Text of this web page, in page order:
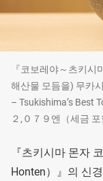
『코보레야～츠키
해산물 모듬을) 무카
– Tsukishima’s Best
２,０７９엔（세금 포
『츠키시마 몬자
Honten）』의 신